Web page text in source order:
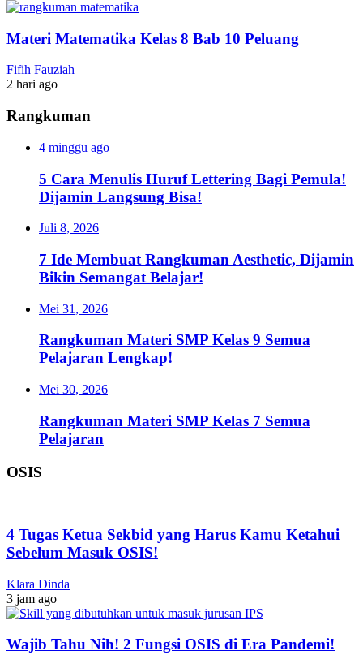
Materi Matematika Kelas 8 Bab 10 Peluang
Fifih Fauziah
2 hari ago
Rangkuman
4 minggu ago
5 Cara Menulis Huruf Lettering Bagi Pemula!
Dijamin Langsung Bisa!
Juli 8, 2026
7 Ide Membuat Rangkuman Aesthetic, Dijamin
Bikin Semangat Belajar!
Mei 31, 2026
Rangkuman Materi SMP Kelas 9 Semua
Pelajaran Lengkap!
Mei 30, 2026
Rangkuman Materi SMP Kelas 7 Semua
Pelajaran
OSIS
4 Tugas Ketua Sekbid yang Harus Kamu Ketahui
Sebelum Masuk OSIS!
Klara Dinda
3 jam ago
Wajib Tahu Nih! 2 Fungsi OSIS di Era Pandemi!